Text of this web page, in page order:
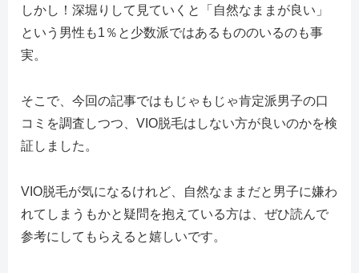
しかし！深堀りして見ていくと「自然なままが良い」
という男性も1％と少数派ではあるもののいるのも事
実。
そこで、今回の記事ではもじゃもじゃ肯定派男子の口
コミを調査しつつ、VIO脱毛はしない方が良いのかを検
証しました。
VIO脱毛が気になるけれど、自然なままだと男子に嫌わ
れてしまうもかと疑問を抱えている方は、ぜひ読んで
参考にしてもらえると嬉しいです。